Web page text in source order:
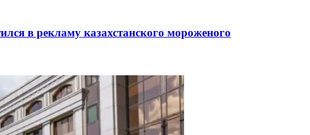
в рекламу казахстанского мороженого